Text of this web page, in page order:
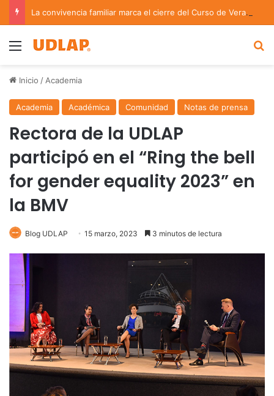
La convivencia familiar marca el cierre del Curso de Verano de Escuelas Aztecas
Menu
Inicio / Academia
Academia Académica Comunidad Notas de prensa
Rectora de la UDLAP
participó en el “Ring the bell
for gender equality 2023” en
la BMV
Blog UDLAP 15 marzo, 2023 3 minutos de lectura